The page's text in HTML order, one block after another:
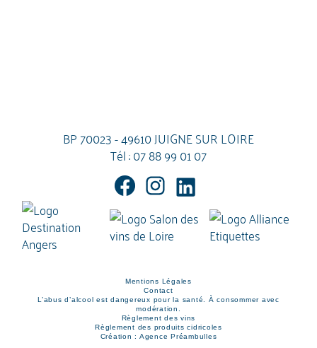
BP 70023 - 49610 JUIGNE SUR LOIRE
Tél :07 88 99 01 07
Mentions Légales
Contact
L’abus d’alcool est dangereux pour la santé. À consommer avec
modération.
Règlement des vins
Règlement des produits cidricoles
Création : Agence Préambulles